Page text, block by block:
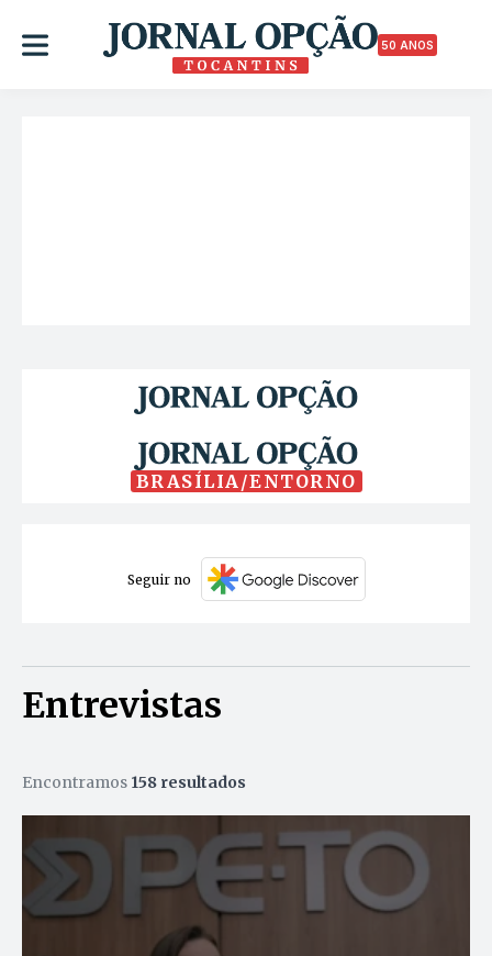
50 ANOS
BRASÍLIA/ENTORNO
Seguir no
Entrevistas
Encontramos 158 resultados